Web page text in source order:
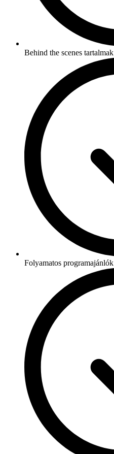
Behind the scenes tartalmak
Folyamatos programajánlók